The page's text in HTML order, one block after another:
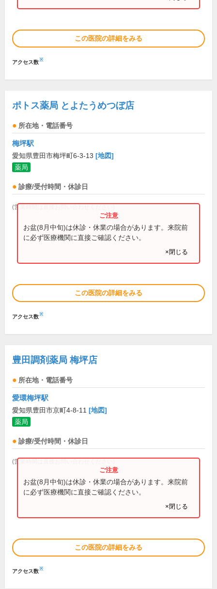
この医院の詳細をみる
アクセス数※
ポトス薬局 とよたうめつぼ店
所在地・電話番号
梅坪駅
愛知県豊田市梅坪町6-3-13 [地図]
薬局
診療/受付時間・休診日
(営業時間は直接お問い合わせください)
お盆(8月中旬)は休診・休業の場合があります。来院前
に必ず医療機関に直接ご確認ください。
×閉じる
この医院の詳細をみる
アクセス数※
豊田調剤薬局 梅坪店
所在地・電話番号
愛環梅坪駅
愛知県豊田市京町4-8-11 [地図]
薬局
診療/受付時間・休診日
(営業時間は直接お問い合わせください)
お盆(8月中旬)は休診・休業の場合があります。来院前
に必ず医療機関に直接ご確認ください。
×閉じる
この医院の詳細をみる
アクセス数※